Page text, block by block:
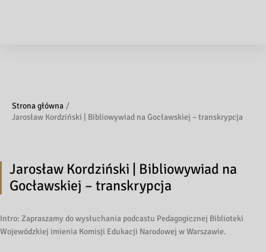
Strona główna
Jarosław Kordziński | Bibliowywiad na Gocławskiej – transkrypcja
Jarosław Kordziński | Bibliowywiad na
Gocławskiej – transkrypcja
Intro: Zapraszamy do wysłuchania podcastu Pedagogicznej Biblioteki
Wojewódzkiej imienia Komisji Edukacji Narodowej w Warszawie.